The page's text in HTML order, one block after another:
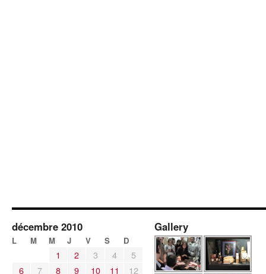
décembre 2010
L M M J V S D
1 2 3 4
5
6
7 8 9 10 11
12
Gallery